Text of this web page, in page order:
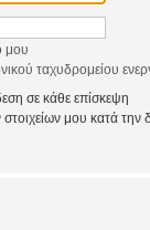
μου
ταχυδρομείου
σε κάθε επίσκεψη
μου κατά την